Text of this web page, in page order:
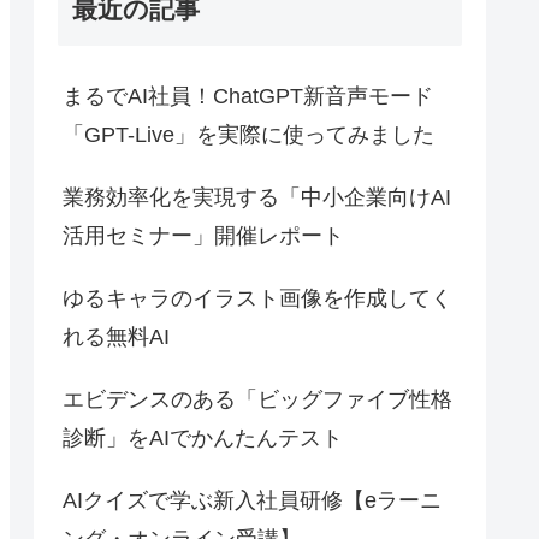
最近の記事
まるでAI社員！ChatGPT新音声モード
「GPT-Live」を実際に使ってみました
業務効率化を実現する「中小企業向けAI
活用セミナー」開催レポート
ゆるキャラのイラスト画像を作成してく
れる無料AI
エビデンスのある「ビッグファイブ性格
診断」をAIでかんたんテスト
AIクイズで学ぶ新入社員研修【eラーニ